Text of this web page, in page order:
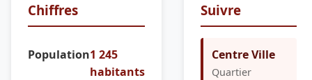
Chiffres
Population1 245
habitants
Suivre
Centre Ville
Quartier